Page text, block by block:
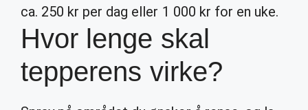
ca. 250 kr per dag eller 1 000 kr for en uke.
Hvor lenge skal
tepperens virke?